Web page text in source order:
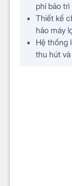
phí bảo trì
Thiết kế
hảo máy
Hệ thống
thu hút